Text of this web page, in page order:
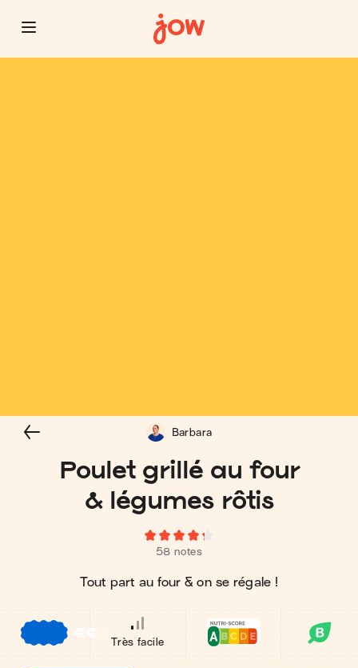
Poulet grillé au four
& légumes rôtis
58 notes
Tout part au four & on se régale !
Barbara
€€
Très facile